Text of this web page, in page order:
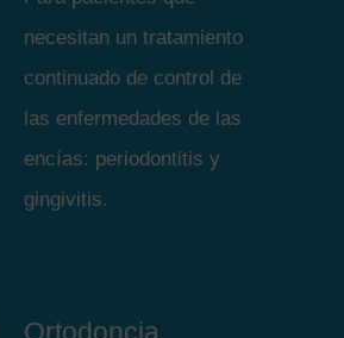
necesitan un tratamiento
continuado de control de
las enfermedades de las
encías: periodontitis y
gingivitis.